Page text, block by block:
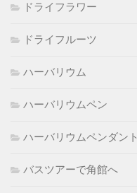
ドライフラワー
ドライフルーツ
ハーバリウム
ハーバリウムペン
ハーバリウムペンダント
バスツアーで角館へ